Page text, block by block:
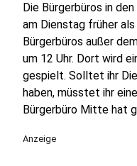
Die Bürgerbüros in
am Dienstag früher
Bürgerbüros außer
um 12 Uhr. Dort wird
gespielt. Solltet ihr
haben, müsstet ihr
Bürgerbüro Mitte hat
Anzeige